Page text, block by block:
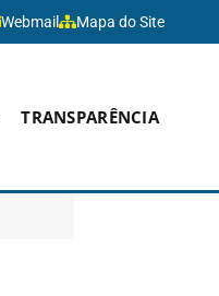
Webmail Mapa do Site
TRANSPARÊNCIA